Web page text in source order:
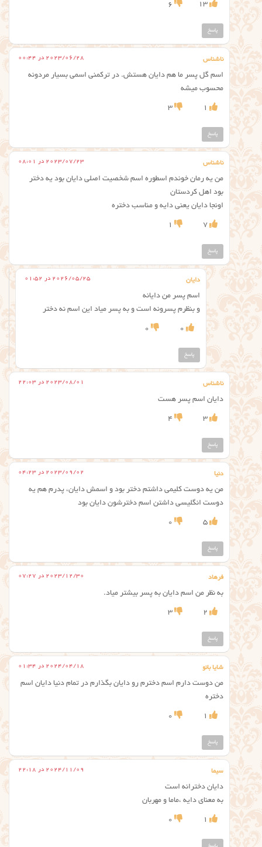
13
6
پاسخ
ناشناس 2023/06/28 در 00:44
اسم گل پسر ما هم دایان هستش. در ترکمنی اسمی بسیار مردونه‌
محسوب میشه
1
3
پاسخ
ناشناس 2023/07/23 در 08:01
من یه رمان خوندم اسطوره اسم شخصیت اصلی دایان بود یه دختر
بود اهل کردستان
اونجا دایان یعنی دایه و مناسب دختره
7
1
پاسخ
دایان 2026/05/25 در 01:52
اسم پسر من دایانه
و بنظرم پسرونه است و به پسر میاد این اسم نه دختر
0
0
پاسخ
ناشناس 2023/08/01 در 22:03
دایان اسم پسر هست
3
4
پاسخ
دنیا 2023/09/02 در 04:23
من یه دوست کلیمی داشتم دختر بود و اسمش دایان، پدرم هم یه
دوست انگلیسی داشتن اسم دخترشون دایان بود
5
0
پاسخ
فرهاد 2023/12/30 در 07:27
به نظر من اسم دایان به پسر بیشتر میاد.
2
3
پاسخ
شایا بانو 2024/04/18 در 01:34
من دوست دارم اسم دخترم رو دایان بگذارم در تمام دنیا دایان اسم
دختره
1
0
پاسخ
سیما 2024/11/09 در 22:18
دایان دخترانه است
به معنای دایه ،ماما و مهربان
1
0